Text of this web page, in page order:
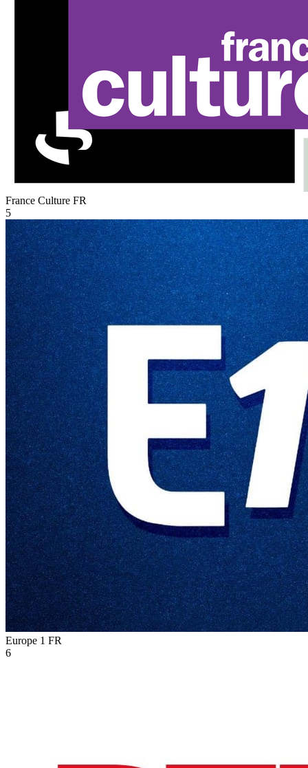
France Culture FR
5
Europe 1 FR
6